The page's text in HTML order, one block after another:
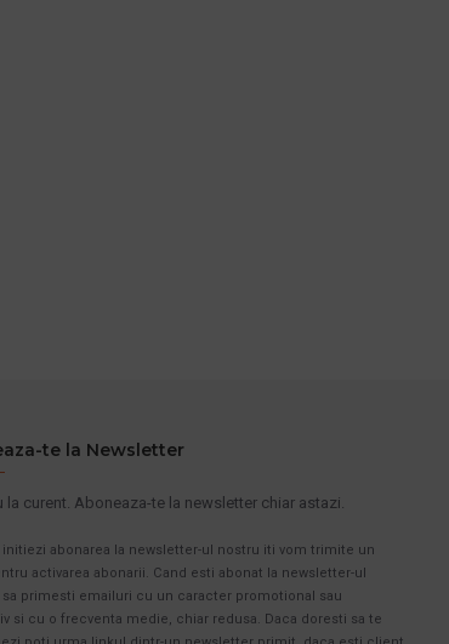
te la Newsletter
la curent. Aboneaza-te la newsletter chiar astazi.
initiezi abonarea la newsletter-ul nostru iti vom trimite un
activarea abonarii. Cand esti abonat la newsletter-ul
sa primesti emailuri cu un caracter promotional sau
si cu o frecventa medie, chiar redusa. Daca doresti sa te